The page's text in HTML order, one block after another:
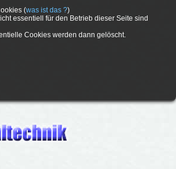
(was ist das ?)
essentiell für den Betrieb dieser Seite sind
Cookies werden dann gelöscht.